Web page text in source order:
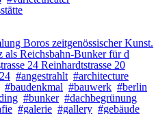
Boros zeitgenössischer Kunst.
Reichsbahn-Bunker für d
24 Reinhardtstrasse 20
#angestrahlt #architecture
#baudenkmal #bauwerk #berlin
#bunker #dachbegrünung
#galerie #gallery #gebäude